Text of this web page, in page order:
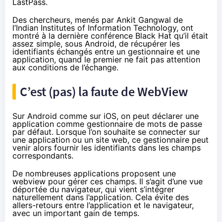
LastPass.
Des chercheurs, menés par Ankit Gangwal de
l’Indian Institutes of Information Technology, ont
montré à la dernière conférence Black Hat qu’il était
assez simple, sous Android, de récupérer les
identifiants échangés entre un gestionnaire et une
application, quand le premier ne fait pas attention
aux conditions de l’échange.
C’est (pas) la faute de WebView
Sur Android comme sur iOS, on peut déclarer une
application comme gestionnaire de mots de passe
par défaut. Lorsque l’on souhaite se connecter sur
une application ou un site web, ce gestionnaire peut
venir alors fournir les identifiants dans les champs
correspondants.
De nombreuses applications proposent une
webview pour gérer ces champs. Il s’agit d’une vue
déportée du navigateur, qui vient s’intégrer
naturellement dans l’application. Cela évite des
allers-retours entre l’application et le navigateur,
avec un important gain de temps.